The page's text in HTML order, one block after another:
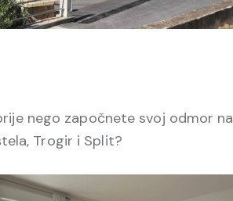
nego započnete svoj odmor na
Trogir i Split?